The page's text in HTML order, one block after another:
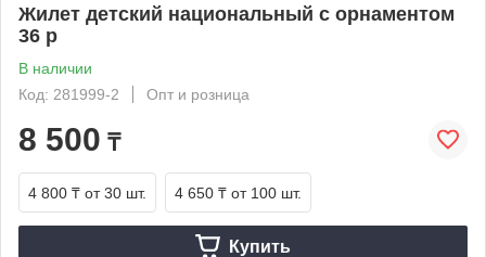
Жилет детский национальный с орнаментом
36 р
В наличии
Код: 281999-2
Опт и розница
8 500 ₸
4 800 ₸ от 30 шт. 4 650 ₸ от 100 шт.
Купить